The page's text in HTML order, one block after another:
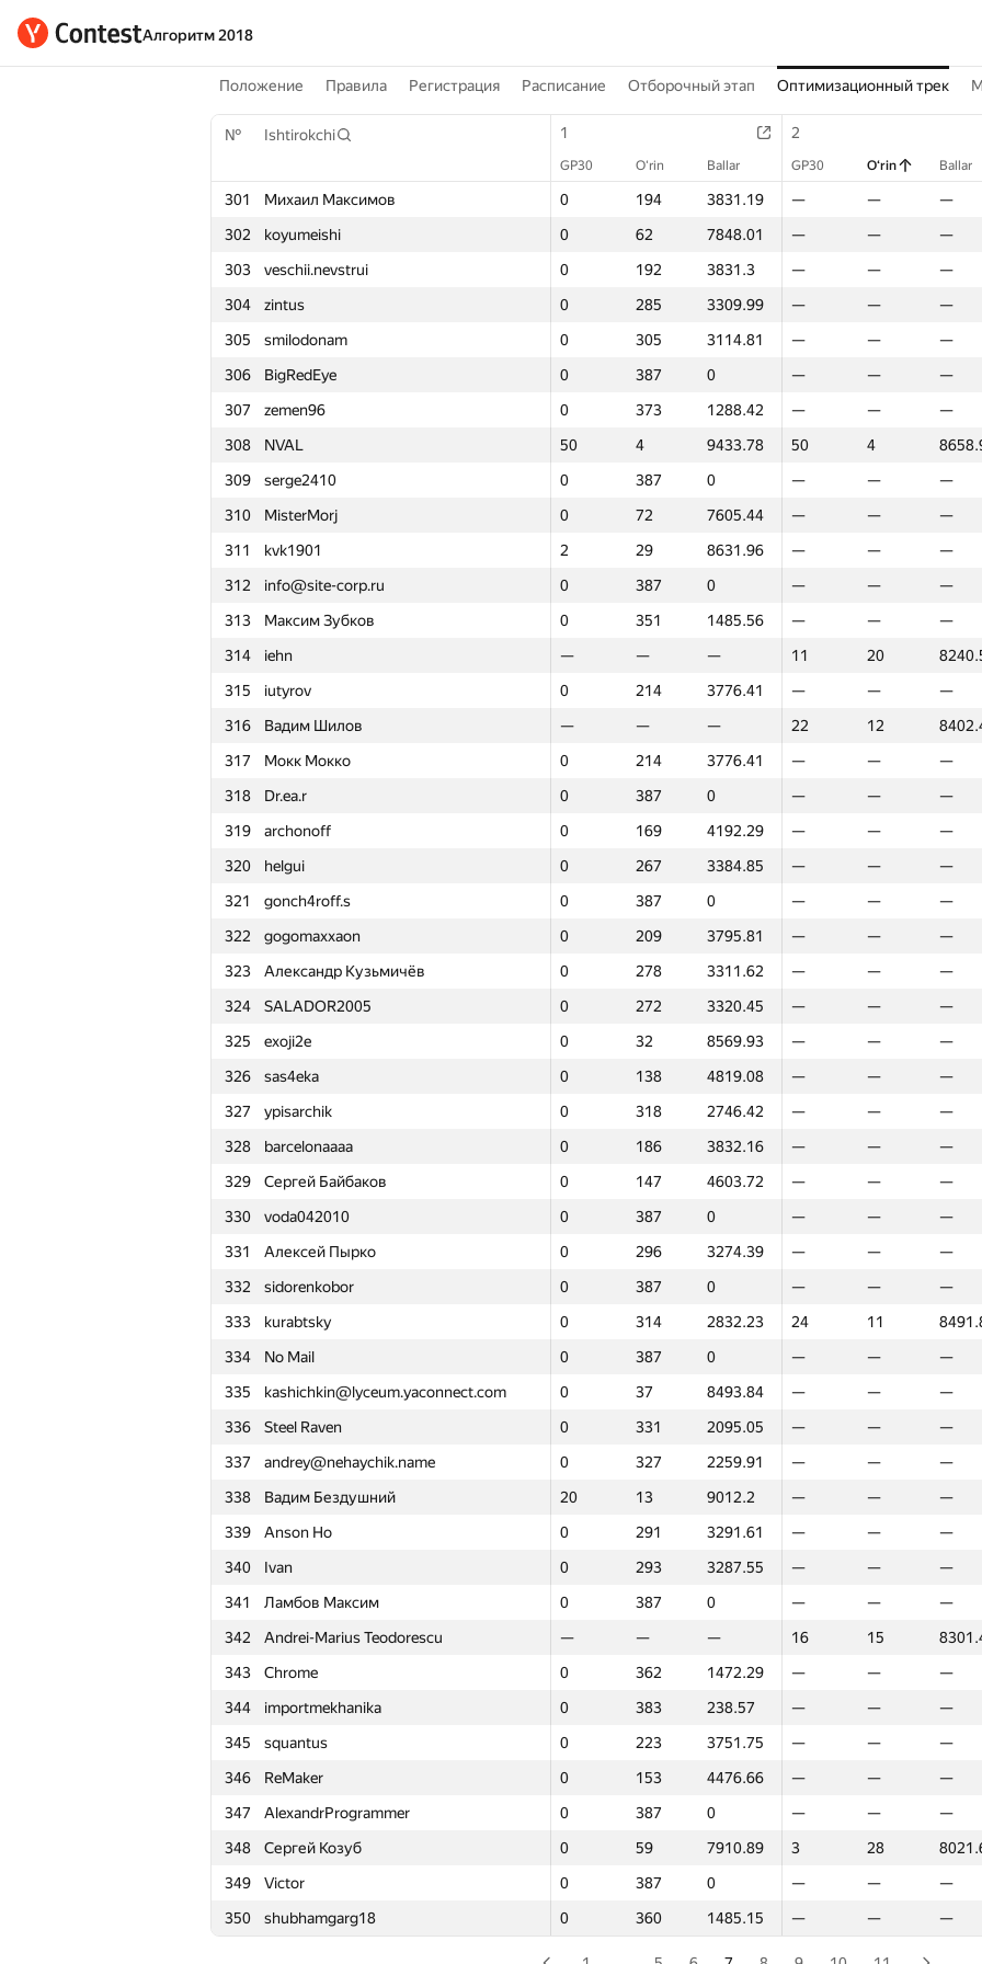
Алгоритм 2018
Положение Правила Регистрация Расписание Отборочный этап Оптимизационный трек
№ Ishtirokchi 1 2
GP30 O‘rin Ballar GP30 O‘rin Ballar
301 Михаил Максимов 0 194 3831.19 — — —
302
koyumeishi 0 62 7848.01 — — —
303
veschii.nevstrui 0 192 3831.3 — — —
304
zintus 0 285 3309.99 — — —
305
smilodonam 0 305 3114.81 — — —
306
BigRedEye 0 387 0 — — —
307
zemen96 0 373 1288.42 — — —
308
NVAL 50 4 9433.78 50 4
309
serge2410 0 387 0 — — —
310
MisterMorj 0 72 7605.44 — — —
311
kvk1901 2 29 8631.96 — — —
312
info@site-corp.ru 0 387 0 — — —
313
Максим Зубков 0 351 1485.56 — — —
314
iehn — — — 11 20
315
iutyrov 0 214 3776.41 — — —
316
Вадим Шилов — — — 22 12
317
Мокк Мокко 0 214 3776.41 — — —
318
Dr.ea.r 0 387 0 — — —
319
archonoff 0 169 4192.29 — — —
320
helgui 0 267 3384.85 — — —
321
gonch4roff.s 0 387 0 — — —
322
gogomaxxaon 0 209 3795.81 — — —
323
Александр Кузьмичёв 0 278 3311.62 — — —
324
SALADOR2005 0 272 3320.45 — — —
325
exoji2e 0 32 8569.93 — — —
326
sas4eka 0 138 4819.08 — — —
327
ypisarchik 0 318 2746.42 — — —
328
barcelonaaaa 0 186 3832.16 — — —
329
Сергей Байбаков 0 147 4603.72 — — —
330
voda042010 0 387 0 — — —
331
Алексей Пырко 0 296 3274.39 — — —
332
sidorenkobor 0 387 0 — — —
333
kurabtsky 0 314 2832.23 24 11
334
No Mail 0 387 0 — — —
335
kashichkin@lyceum.yaconnect.com 0 37 8493.84 — — —
336
Steel Raven 0 331 2095.05 — — —
337
andrey@nehaychik.name 0 327 2259.91 — — —
338
Вадим Бездушний 20 13 9012.2 — — —
339
Anson Ho 0 291 3291.61 — — —
340
Ivan 0 293 3287.55 — — —
341
Ламбов Максим 0 387 0 — — —
342
Andrei-Marius Teodorescu — — — 16 15
343
Chrome 0 362 1472.29 — — —
344
importmekhanika 0 383 238.57 — — —
345
squantus 0 223 3751.75 — — —
346
ReMaker 0 153 4476.66 — — —
347
AlexandrProgrammer 0 387 0 — — —
348
Сергей Козуб 0 59 7910.89 3 28
349
Victor 0 387 0 — — —
350
shubhamgarg18 0 360 1485.15 — — —
№ Ishtirokchi 1
GP30 O‘rin Ballar
301 Михаил Максимов 0 194 3831.19 — — —
302
koyumeishi 0 62 7848.01 — — —
303
veschii.nevstrui 0 192 3831.3 — — —
304
zintus 0 285 3309.99 — — —
305
smilodonam 0 305 3114.81 — — —
306
BigRedEye 0 387 0 — — —
307
zemen96 0 373 1288.42 — — —
308
NVAL 50 4 9433.78 50 4
309
serge2410 0 387 0 — — —
310
MisterMorj 0 72 7605.44 — — —
311
kvk1901 2 29 8631.96 — — —
312
info@site-corp.ru 0 387 0 — — —
313
Максим Зубков 0 351 1485.56 — — —
314
iehn — — — 11 20
315
iutyrov 0 214 3776.41 — — —
316
Вадим Шилов — — — 22 12
317
Мокк Мокко 0 214 3776.41 — — —
318
Dr.ea.r 0 387 0 — — —
319
archonoff 0 169 4192.29 — — —
320
helgui 0 267 3384.85 — — —
321
gonch4roff.s 0 387 0 — — —
322
gogomaxxaon 0 209 3795.81 — — —
323
Александр Кузьмичёв 0 278 3311.62 — — —
324
SALADOR2005 0 272 3320.45 — — —
325
exoji2e 0 32 8569.93 — — —
326
sas4eka 0 138 4819.08 — — —
327
ypisarchik 0 318 2746.42 — — —
186 3832.16 — —